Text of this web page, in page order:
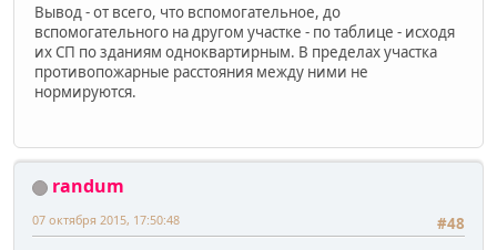
Вывод - от всего, что вспомогательное, до
вспомогательного на другом участке - по таблице - исходя
их СП по зданиям одноквартирным. В пределах участка
противопожарные расстояния между ними не
нормируются.
randum
#48
07 октября 2015, 17:50:48